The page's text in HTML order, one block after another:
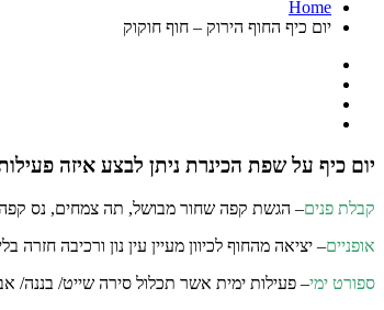
Home
יום כיף החוף הירוק – חוף חוקוק
יום כיף על שפת הכינרת ניתן לבצע איזה
קבלת פנים– הגשת קפה שחור מבושל, תה צמחים, נס קפה
אופניים– יציאה מהחוף לכיוון מעיין עין נון ורכיבה חזרה
ספורט ימי– פעילות ימית אשר תכלול סירה שייט/ בננה/ אבוב. יכולה להכיל עד 50 איש סבב פעילות של שעה.